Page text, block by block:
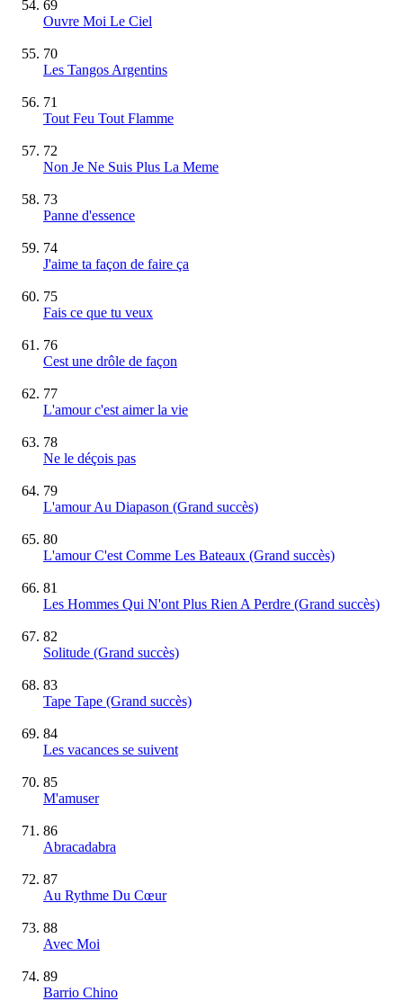
69
Ouvre Moi Le Ciel
70
Les Tangos Argentins
71
Tout Feu Tout Flamme
72
Non Je Ne Suis Plus La Meme
73
Panne d'essence
74
J'aime ta façon de faire ça
75
Fais ce que tu veux
76
Cest une drôle de façon
77
L'amour c'est aimer la vie
78
Ne le déçois pas
79
L'amour Au Diapason (Grand succès)
80
L'amour C'est Comme Les Bateaux (Grand succès)
81
Les Hommes Qui N'ont Plus Rien A Perdre (Grand succès)
82
Solitude (Grand succès)
83
Tape Tape (Grand succès)
84
Les vacances se suivent
85
M'amuser
86
Abracadabra
87
Au Rythme Du Cœur
88
Avec Moi
89
Barrio Chino